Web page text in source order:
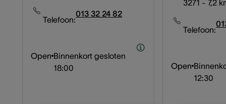
Telefoon:
013 32 24 82
Open Binnenkort gesloten
18:00
3271 - 7,2
Telefoon:
Open
12:30